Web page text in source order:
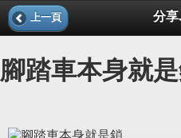
上一頁 分
腳踏車本身就